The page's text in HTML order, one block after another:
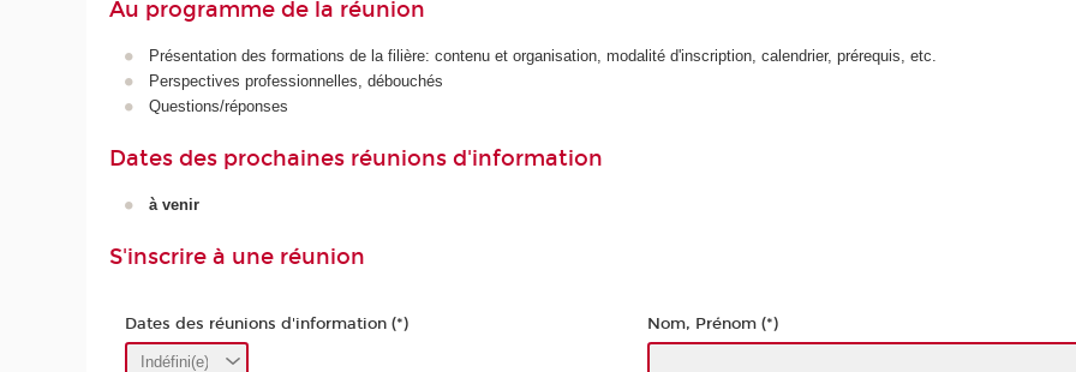
Au programme de la réunion
Présentation des formations de la filière: contenu et organisation, modalité d'inscription, calendrier, prérequis, etc.
Perspectives professionnelles, débouchés
Questions/réponses
Dates des prochaines réunions d'information
à venir
S'inscrire à une réunion
Dates des réunions d'information (*) Nom, Prénom (*)